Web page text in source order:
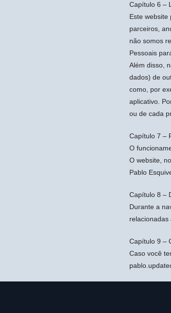
Capítulo 6 –
Este
parceiros,
não somos
Pessoais
Além disso,
dados) de
como, por
aplicativo.
ou de cada
Capítulo 7 –
O
O website,
Pablo
Capítulo 8 –
Durante a
relacionadas
Capítulo 9 –
Caso você